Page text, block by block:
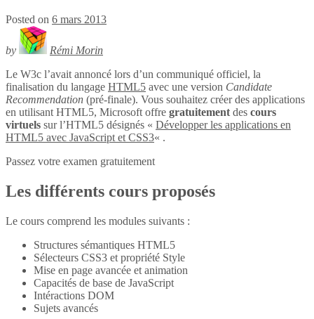
Posted on 6 mars 2013
by
Rémi Morin
Le W3c l’avait annoncé lors d’un communiqué officiel, la
finalisation du langage HTML5 avec une version Candidate
Recommendation (pré-finale). Vous souhaitez créer des applications
en utilisant HTML5, Microsoft offre gratuitement des cours
virtuels sur l’HTML5 désignés « Développer les applications en
HTML5 avec JavaScript et CSS3« .
Passez votre examen gratuitement
Les différents cours proposés
Le cours comprend les modules suivants :
Structures sémantiques HTML5
Sélecteurs CSS3 et propriété Style
Mise en page avancée et animation
Capacités de base de JavaScript
Intéractions DOM
Sujets avancés